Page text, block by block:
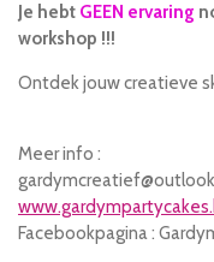
Je hebt GEEN ervaring
workshop !!!
Ontdek jouw creatieve
Meer info :
Facebookpagina :